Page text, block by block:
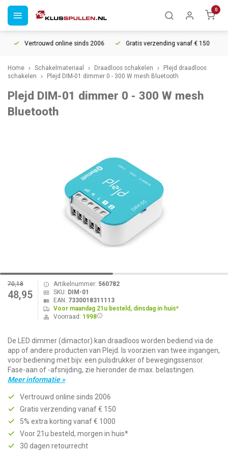
0
Vertrouwd online sinds 2006 Gratis verzending vanaf € 150
Home Schakelmateriaal Draadloos schakelen
Plejd draadloos
schakelen
Plejd DIM-01 dimmer 0 - 300 W mesh Bluetooth
Plejd DIM-01 dimmer 0 - 300 W mesh
Bluetooth
70,18
48,95
Artikelnummer: 560782
SKU: DIM-01
EAN: 7330018311113
Voor maandag 21u besteld, dinsdag in huis*
Voorraad: 1998
De LED dimmer (dimactor) kan draadloos worden bediend via de
app of andere producten van Plejd. Is voorzien van twee ingangen,
voor bediening met bijv. een pulsdrukker of bewegingssensor.
Fase-aan of -afsnijding, zie hieronder de max. belastingen.
Meer informatie »
Vertrouwd online sinds 2006
Gratis verzending vanaf € 150
5% extra korting vanaf € 1000
Voor 21u besteld, morgen in huis*
30 dagen retourrecht